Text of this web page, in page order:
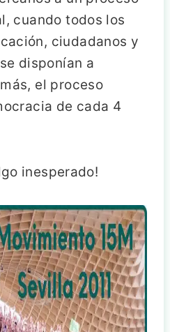
cuando todos los
ciudadanos y
disponían a
el proceso
de cada 4
inesperado!